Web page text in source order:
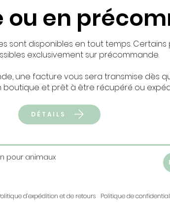
ou en
sont disponibles en tout temps. Certains
exclusivement sur précommande.
une facture vous sera transmise dès
et prêt à être récupéré ou
DÉTAILS
pour animaux
d’expédition et de retours Politique de